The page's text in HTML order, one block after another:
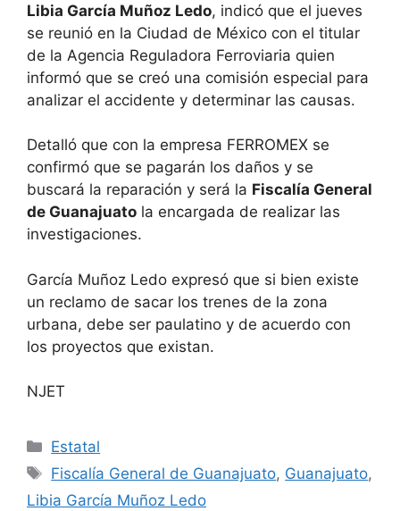
Libia García Muñoz Ledo, indicó que el jueves
se reunió en la Ciudad de México con el titular
de la Agencia Reguladora Ferroviaria quien
informó que se creó una comisión especial para
analizar el accidente y determinar las causas.
Detalló que con la empresa FERROMEX se
confirmó que se pagarán los daños y se
buscará la reparación y será la Fiscalía General
de Guanajuato la encargada de realizar las
investigaciones.
García Muñoz Ledo expresó que si bien existe
un reclamo de sacar los trenes de la zona
urbana, debe ser paulatino y de acuerdo con
los proyectos que existan.
NJET
Categorías
Estatal
Etiquetas
Fiscalía General de Guanajuato, Guanajuato,
Libia García Muñoz Ledo